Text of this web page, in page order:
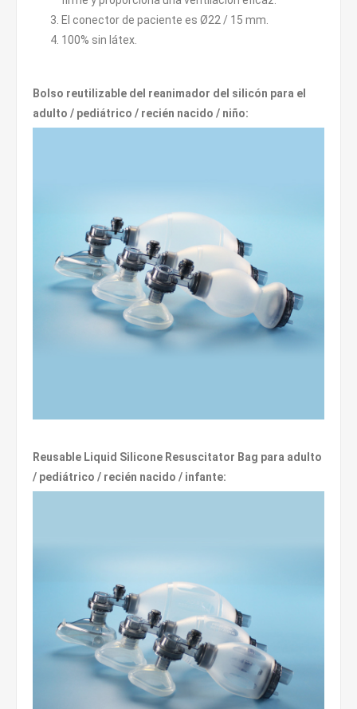
El conector de paciente es Ø22 / 15 mm.
100% sin látex.
Bolso reutilizable del reanimador del silicón para el
adulto / pediátrico / recién nacido / niño:
Reusable Liquid Silicone Resuscitator Bag para adulto
/ pediátrico / recién nacido / infante: